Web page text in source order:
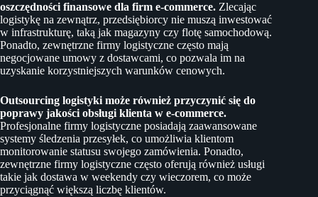
oszczędności finansowe dla firm e-commerce. Zlecając
logistykę na zewnątrz, przedsiębiorcy nie muszą inwestować
w infrastrukturę, taką jak magazyny czy flotę samochodową.
Ponadto, zewnętrzne firmy logistyczne często mają
negocjowane umowy z dostawcami, co pozwala im na
uzyskanie korzystniejszych warunków cenowych.
Outsourcing logistyki może również przyczynić się do
poprawy jakości obsługi klienta w e-commerce.
Profesjonalne firmy logistyczne posiadają zaawansowane
systemy śledzenia przesyłek, co umożliwia klientom
monitorowanie statusu swojego zamówienia. Ponadto,
zewnętrzne firmy logistyczne często oferują również usługi
takie jak dostawa w weekendy czy wieczorem, co może
przyciągnąć większą liczbę klientów.